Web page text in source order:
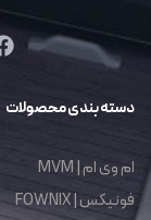
دسته بندی محصولات
ام وی ام | MVM
فونیکس | FOWNIX